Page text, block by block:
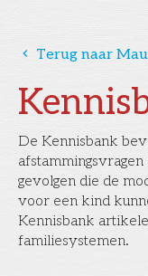
De Kennisbank
gevolgen die de
voor een kind
Kennisbank
familiesystemen.
󰅁 Terug naar